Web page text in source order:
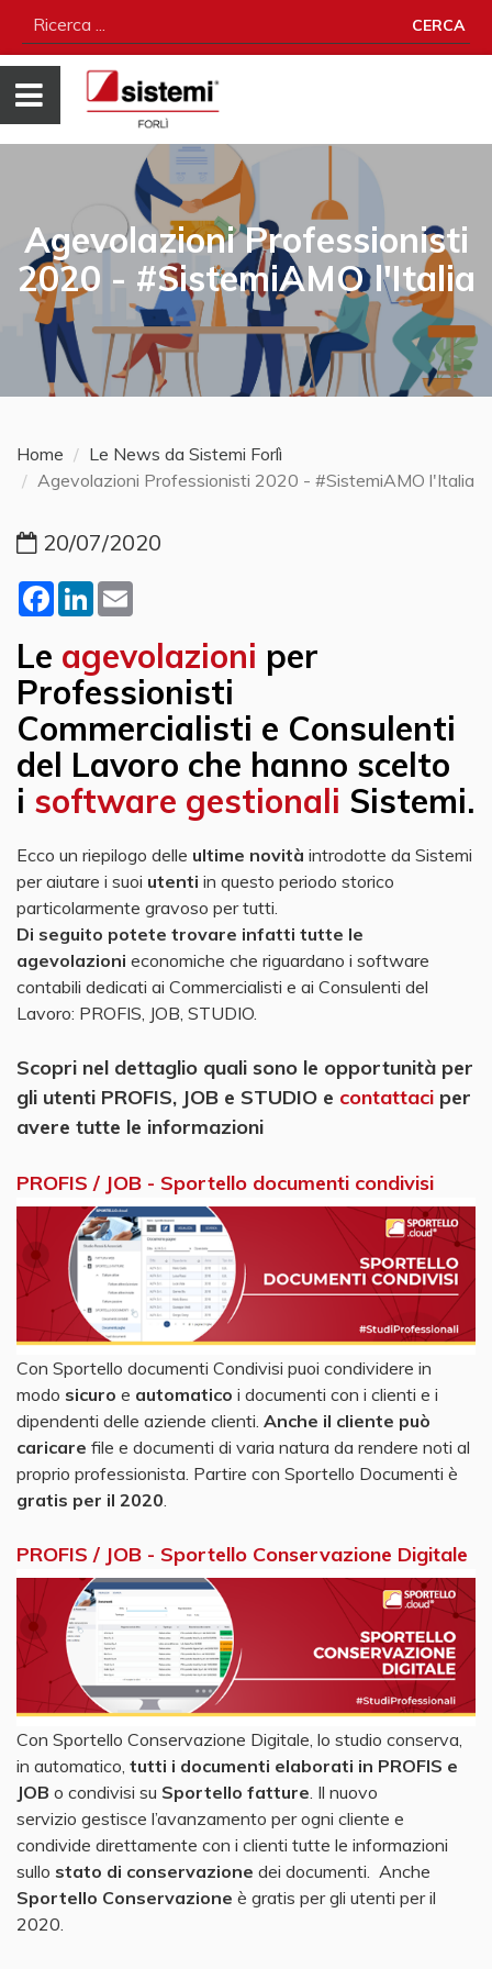
CERCA
Agevolazioni Professionisti
2020 - #SistemiAMO l'Italia
Home
Le News da Sistemi Forlì
Agevolazioni Professionisti 2020 - #SistemiAMO l'Italia
20/07/2020
Facebook
LinkedIn
Le agevolazioni per
Professionisti
Commercialisti e Consulenti
del Lavoro che hanno scelto
i software gestionali Sistemi.
Ecco un riepilogo delle ultime novità introdotte da Sistemi
per aiutare i suoi utenti in questo periodo storico
particolarmente gravoso per tutti.
Di seguito potete trovare infatti tutte le
agevolazioni economiche che riguardano i software
contabili dedicati ai Commercialisti e ai Consulenti del
Lavoro: PROFIS, JOB, STUDIO.
Scopri nel dettaglio quali sono le opportunità per
gli utenti PROFIS, JOB e STUDIO e contattaci per
avere tutte le informazioni
PROFIS / JOB - Sportello documenti condivisi
Con Sportello documenti Condivisi puoi condividere in
modo sicuro e automatico i documenti con i clienti e i
dipendenti delle aziende clienti. Anche il cliente può
caricare file e documenti di varia natura da rendere noti al
proprio professionista. Partire con Sportello Documenti è
gratis per il 2020.
PROFIS / JOB - Sportello Conservazione Digitale
Con Sportello Conservazione Digitale, lo studio conserva,
in automatico, tutti i documenti elaborati in PROFIS e
JOB o condivisi su Sportello fatture. Il nuovo
servizio gestisce l’avanzamento per ogni cliente e
condivide direttamente con i clienti tutte le informazioni
sullo stato di conservazione dei documenti. Anche
Sportello Conservazione è gratis per gli utenti per il
2020.